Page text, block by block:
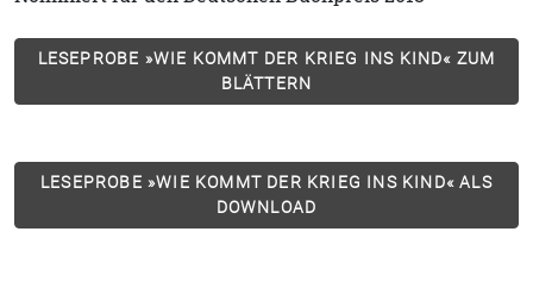
LESEPROBE »WIE KOMMT DER KRIEG INS KIND« ZUM
BLÄTTERN
LESEPROBE »WIE KOMMT DER KRIEG INS KIND« ALS
DOWNLOAD